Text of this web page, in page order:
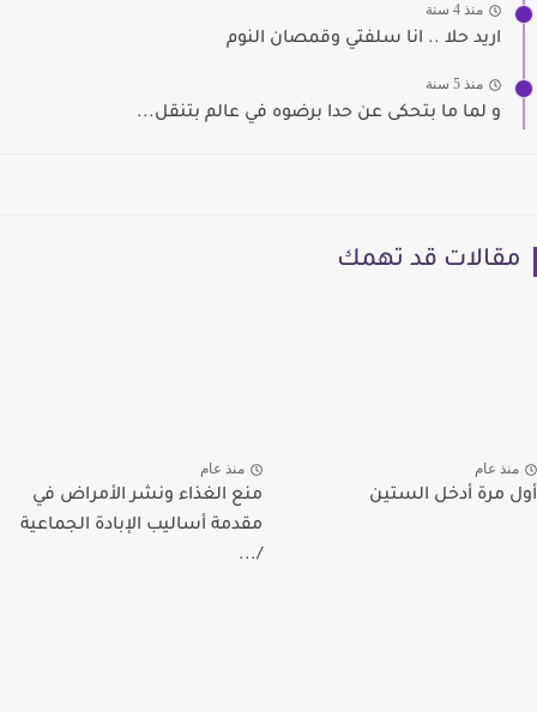
منذ 4 سنة
اريد حلا .. انا سلفتي وقمصان النوم
منذ 5 سنة
و لما ما بتحكى عن حدا برضوه في عالم بتنقل...
مقالات قد تهمك
منذ عام
أول مرة أدخل الستين
منذ عام
منع الغذاء ونشر الأمراض في
مقدمة أساليب الإبادة الجماعية
/...